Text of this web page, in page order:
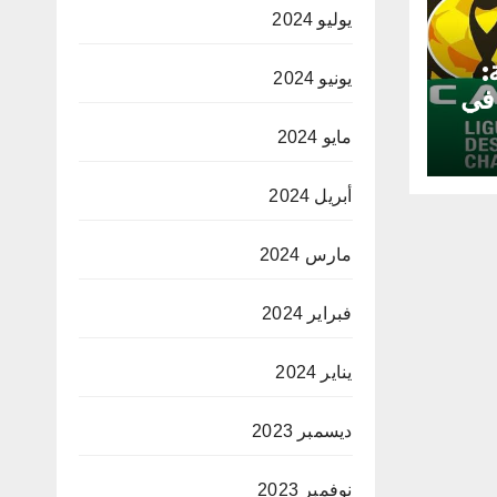
في
يوليو 2024
يونيو 2024
مايو 2024
أبريل 2024
مارس 2024
فبراير 2024
يناير 2024
ديسمبر 2023
نوفمبر 2023